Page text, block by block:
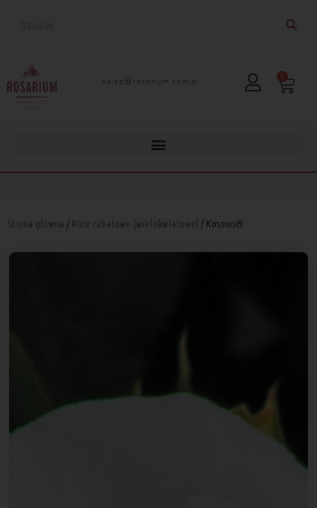
lp.moc.muirasor@pelks 0
Strona główna / Róże rabatowe (wielokwiatowe) / Kosmos®